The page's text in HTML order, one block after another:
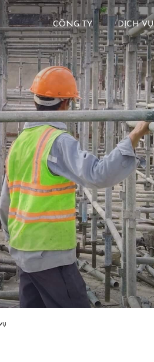
CÔNG TY DỊCH VỤ